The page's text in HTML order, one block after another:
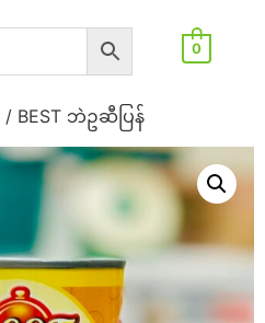
0
/ BEST ဘဲဥဆီပြန်